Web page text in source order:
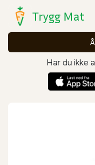
Trygg Mat
Har du ikke